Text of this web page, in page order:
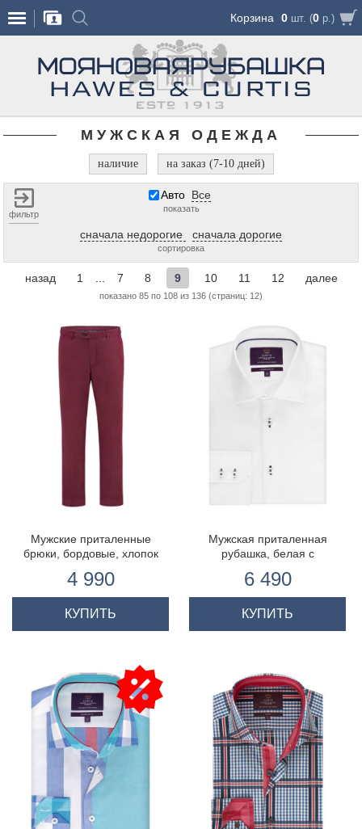
Корзина 0 шт. (0 р.)
МУЖСКАЯ ОДЕЖДА
наличие на заказ (7-10 дней)
фильтр
Авто Все
показать
сначала недорогие сначала дорогие
сортировка
назад 1 7 8 9 10 11 12 далее
показано 85 по 108 из 136 (страниц: 12)
Мужские приталенные
брюки, бордовые, хлопок
4 990
КУПИТЬ
Мужская приталенная
рубашка, белая с
манжеты на пуговицах
6 490
КУПИТЬ